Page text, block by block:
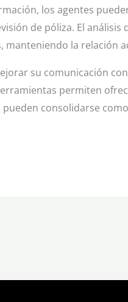
los agentes
de póliza. El análisis
la relación
su comunicación
permiten
consolidarse